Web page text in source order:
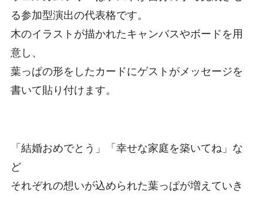
る参加型演出の代表格です。
木のイラストが描かれたキャンバスやボードを用
意し、
葉っぱの形をしたカードにゲストがメッセージを
書いて貼り付けます。
「結婚おめでとう」「幸せな家庭を築いてね」な
ど
それぞれの想いが込められた葉っぱが増えていき